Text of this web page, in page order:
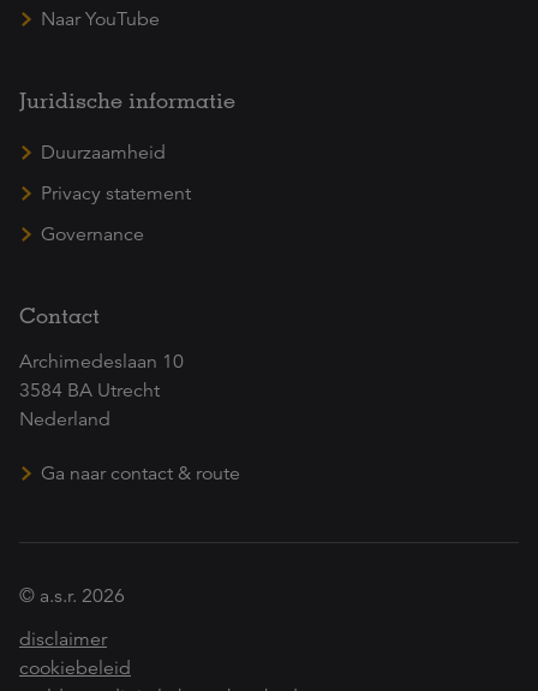
Naar YouTube
Juridische informatie
Duurzaamheid
Privacy statement
Governance
Contact
Archimedeslaan 10
3584 BA Utrecht
Nederland
Ga naar contact & route
© a.s.r. 2026
disclaimer
cookiebeleid